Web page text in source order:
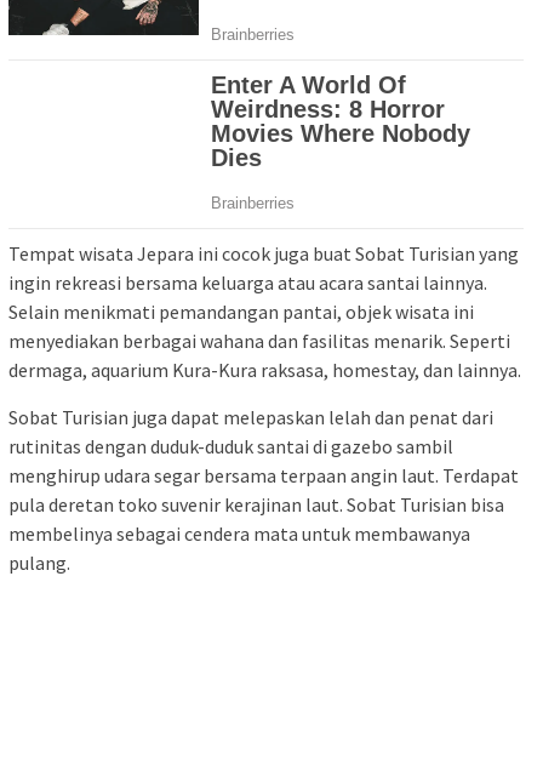
Tempat wisata Jepara ini cocok juga buat Sobat Turisian yang
ingin rekreasi bersama keluarga atau acara santai lainnya.
Selain menikmati pemandangan pantai, objek wisata ini
menyediakan berbagai wahana dan fasilitas menarik. Seperti
dermaga, aquarium Kura-Kura raksasa, homestay, dan lainnya.
Sobat Turisian juga dapat melepaskan lelah dan penat dari
rutinitas dengan duduk-duduk santai di gazebo sambil
menghirup udara segar bersama terpaan angin laut. Terdapat
pula deretan toko suvenir kerajinan laut. Sobat Turisian bisa
membelinya sebagai cendera mata untuk membawanya
pulang.